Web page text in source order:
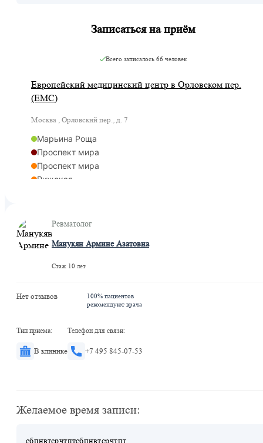
Записаться на приём
Всего записалось 66 человек
Европейский медицинский центр в Орловском пер.
(ЕМС)
Москва , Орловский пер., д. 7
Марьина Роща
Проспект мира
Проспект мира
Рижская
Рижская
Ревматолог
Манукян Армине Азатовна
Стаж 10 лет
Нет отзывов
100% пациентов
рекомендуют врача
Тип приема:
В клинике
Телефон для связи:
+7 495 845-07-53
Желаемое время записи:
сбпнвтсрчтптсбпнвтсрчтпт